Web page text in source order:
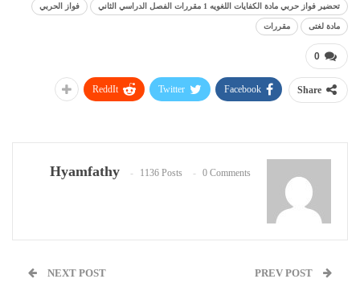
تحضير فواز حربي مادة الكفايات اللغويه 1 مقررات الفصل الدراسي الثاني فواز الحربي
مادة لغتى مقررات
0
Share
Facebook
Twitter
ReddIt
Hyamfathy 1136 Posts 0 Comments
NEXT POST